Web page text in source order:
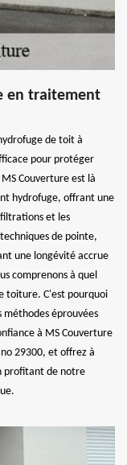
en traitement
de toit à
pour protéger
Couverture est là
hydrofuge, offrant une
et les
de pointe,
une longévité accrue
comprenons à quel
toiture. C'est pourquoi
méthodes éprouvées
à MS Couverture
29300, et offrez à
profitant de notre